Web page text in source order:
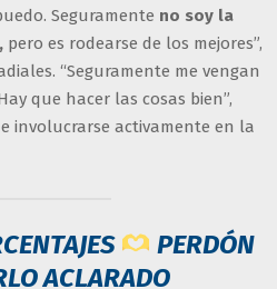
Seguramente no soy la
pero es rodearse de los mejores”,
“Seguramente me vengan
que hacer las cosas bien”,
involucrarse activamente en la
PERDÓN
ACLARADO